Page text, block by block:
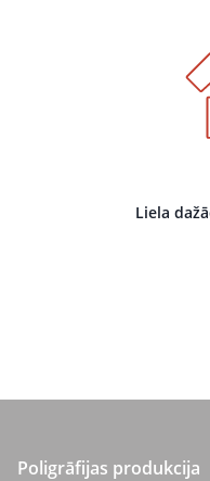
Liela
Poligrāfijas produkcija